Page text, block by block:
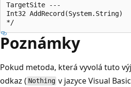
TargetSite ---
Int32 AddRecord(System.String)
Poznámky
Pokud metoda, která vyvolá tuto
odkaz ( Nothing v jazyce Visual